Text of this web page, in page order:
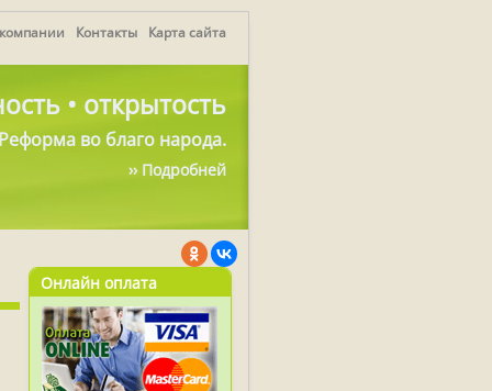
Контакты Карта сайта
• открытость
Реформа во благо народа.
›› Подробней
Онлайн оплата